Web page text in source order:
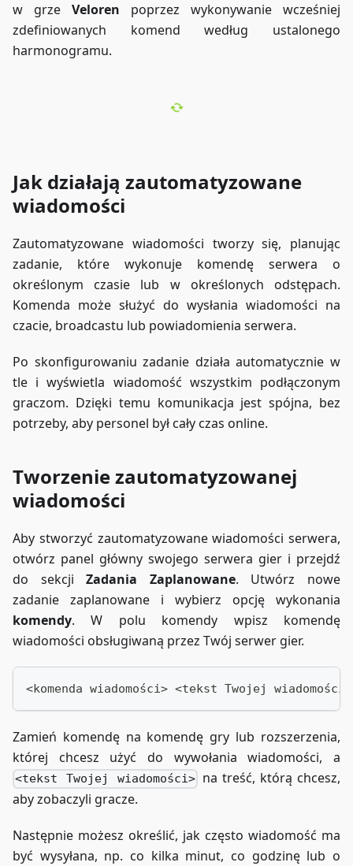
w grze Veloren poprzez wykonywanie wcześniej
zdefiniowanych komend według ustalonego
harmonogramu.
Jak działają zautomatyzowane
wiadomości
Zautomatyzowane wiadomości tworzy się, planując
zadanie, które wykonuje komendę serwera o
określonym czasie lub w określonych odstępach.
Komenda może służyć do wysłania wiadomości na
czacie, broadcastu lub powiadomienia serwera.
Po skonfigurowaniu zadanie działa automatycznie w
tle i wyświetla wiadomość wszystkim podłączonym
graczom. Dzięki temu komunikacja jest spójna, bez
potrzeby, aby personel był cały czas online.
Tworzenie zautomatyzowanej
wiadomości
Aby stworzyć zautomatyzowane wiadomości serwera,
otwórz panel główny swojego serwera gier i przejdź
do sekcjiZadania Zaplanowane. Utwórz nowe
zadanie zaplanowane i wybierz opcję wykonania
komendy. W polu komendy wpisz komendę
wiadomości obsługiwaną przez Twój serwer gier.
<komenda wiadomości> <tekst Twojej wiadomości>
Zamień komendę na komendę gry lub rozszerzenia,
której chcesz użyć do wywołania wiadomości, a
<tekst Twojej wiadomości> na treść, którą chcesz,
aby zobaczyli gracze.
Następnie możesz określić, jak często wiadomość ma
być wysyłana, np. co kilka minut, co godzinę lub o